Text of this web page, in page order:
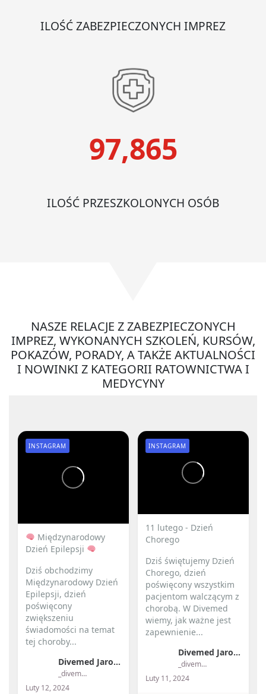
ILOŚĆ ZABEZPIECZONYCH IMPREZ
97,865
ILOŚĆ PRZESZKOLONYCH OSÓB
NASZE RELACJE Z ZABEZPIECZONYCH
IMPREZ, WYKONANYCH SZKOLEŃ, KURSÓW,
POKAZÓW, PORADY, A TAKŻE AKTUALNOŚCI
I NOWINKI Z KATEGORII RATOWNICTWA I
MEDYCYNY
Międzynarodowy
Dzień Epilepsji
Dziś obchodzimy
Międzynarodowy Dzień
Epilepsji, dzień
poświęcony
zwiększeniu
świadomości na temat
tej choroby...
Divemed Jarosław Przybylski
_divemed_
Luty 12, 2024
INSTAGRAM
11 lutego - Dzień
Chorego
Dziś świętujemy Dzień
Chorego, dzień
poświęcony wszystkim
pacjentom walczącym z
chorobą. W Divemed
wiemy, jak ważne jest
zapewnienie...
Divemed Jarosław Przybylski
_divemed_
Luty 11, 2024
INSTAGRAM